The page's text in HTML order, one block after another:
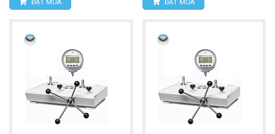
ĐẶT MUA ĐẶT MUA